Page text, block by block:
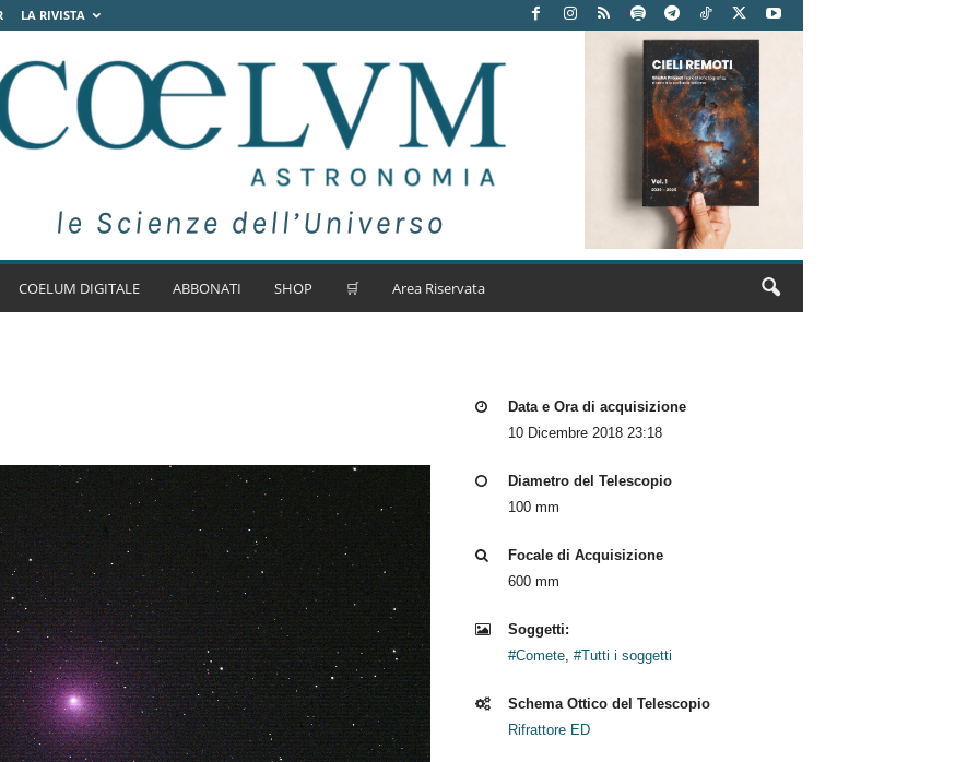
LA RIVISTA
COELUM DIGITALE ABBONATI SHOP 🛒 Area Riservata
Data e Ora di acquisizione
10 Dicembre 2018 23:18
Diametro del Telescopio
100 mm
Focale di Acquisizione
600 mm
Soggetti:
#Comete, #Tutti i soggetti
Schema Ottico del Telescopio
Rifrattore ED